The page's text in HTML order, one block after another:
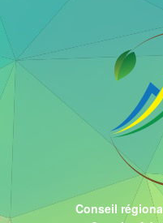
Conseil